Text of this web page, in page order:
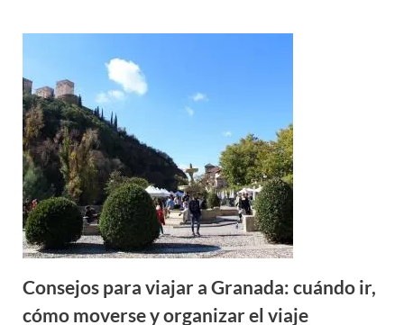
Consejos para viajar a Granada: cuándo ir,
cómo moverse y organizar el viaje